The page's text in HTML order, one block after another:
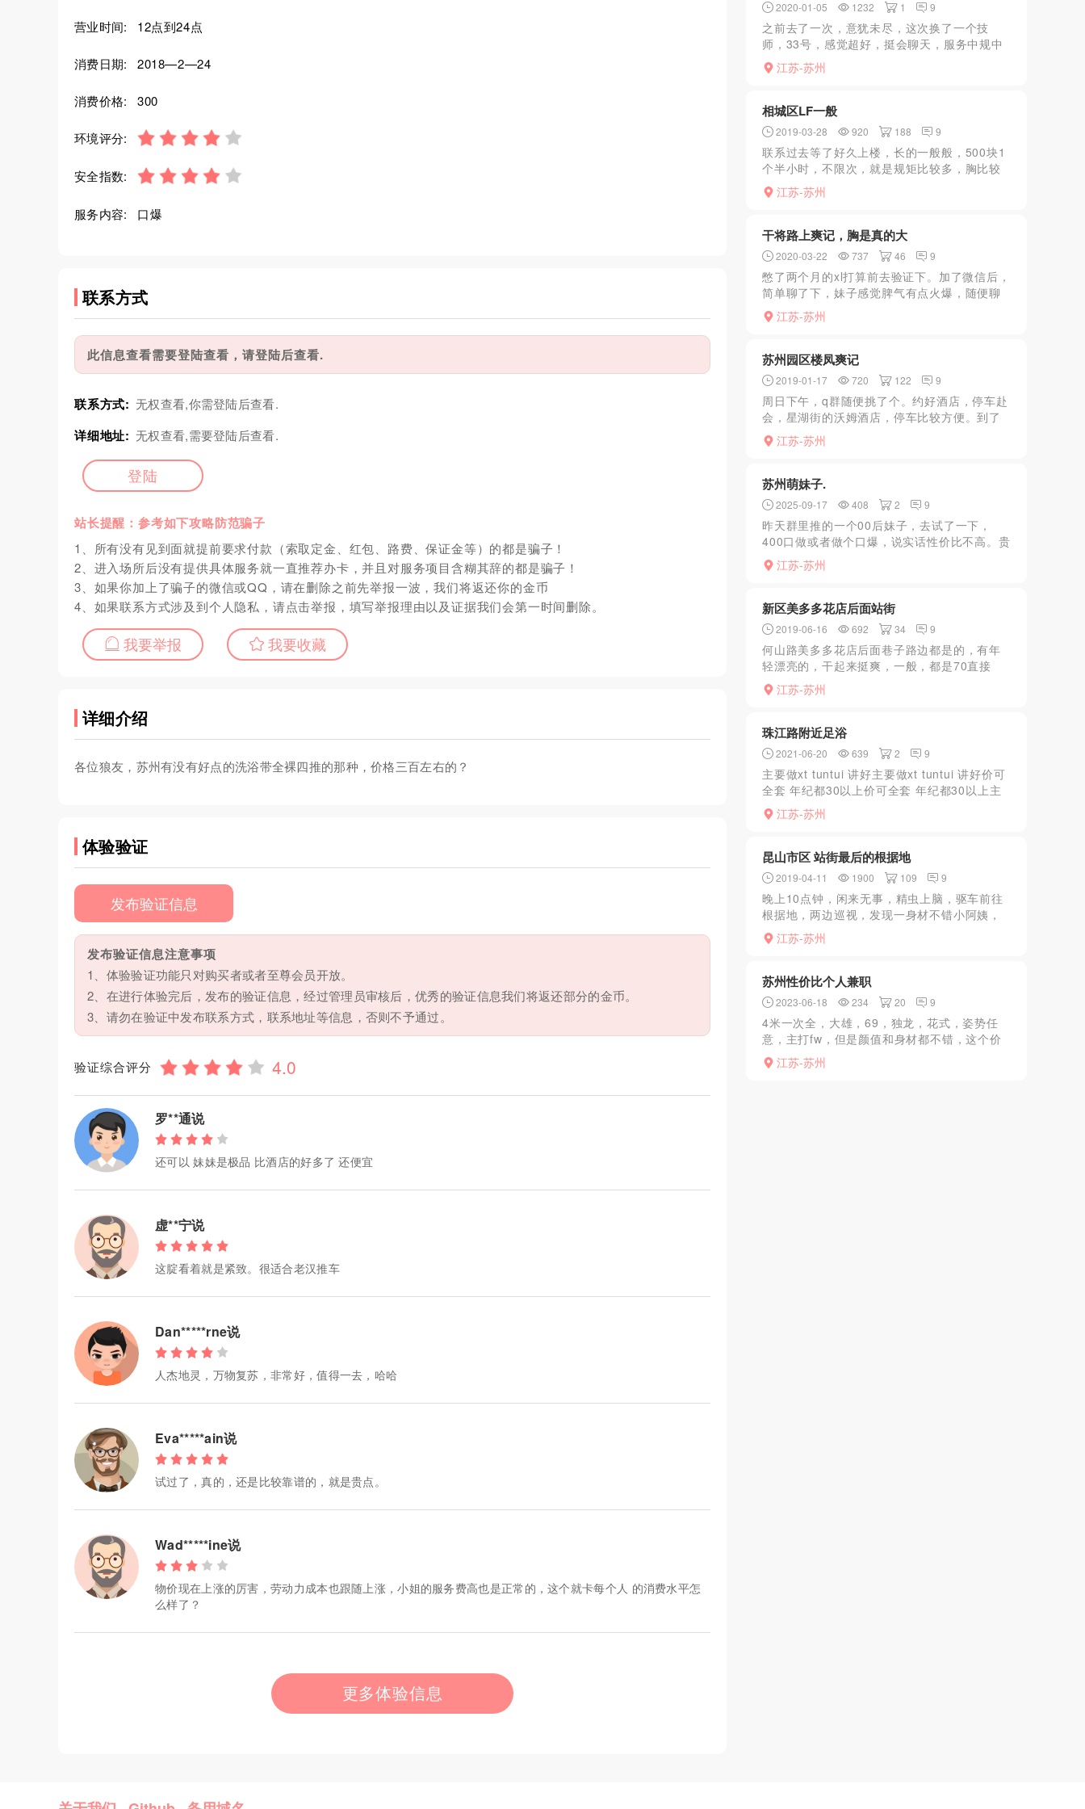
营业时间: 12点到24点
消费日期: 2018—2—24
消费价格: 300
环境评分:
安全指数:
服务内容: 口爆
联系方式
此信息查看需要登陆查看，请登陆后查看.
联系方式: 无权查看,你需登陆后查看.
详细地址: 无权查看,需要登陆后查看.
登陆
站长提醒：参考如下攻略防范骗子
1、所有没有见到面就提前要求付款（索取定金、红包、路费、保证金等）的都是骗子！
2、进入场所后没有提供具体服务就一直推荐办卡，并且对服务项目含糊其辞的都是骗子！
3、如果你加上了骗子的微信或QQ，请在删除之前先举报一波，我们将返还你的金币
4、如果联系方式涉及到个人隐私，请点击举报，填写举报理由以及证据我们会第一时间删除。
我要举报 我要收藏
详细介绍
各位狼友，苏州有没有好点的洗浴带全裸四推的那种，价格三百左右的？
体验验证
发布验证信息
发布验证信息注意事项
1、体验验证功能只对购买者或者至尊会员开放。
2、在进行体验完后，发布的验证信息，经过管理员审核后，优秀的验证信息我们将返还部分的金币。
3、请勿在验证中发布联系方式，联系地址等信息，否则不予通过。
验证综合评分
罗**通说
还可以 妹妹是极品 比酒店的好多了 还便宜
虚**宁说
这腚看着就是紧致。很适合老汉推车
Dan*****rne说
人杰地灵，万物复苏，非常好，值得一去，哈哈
Eva*****ain说
试过了，真的，还是比较靠谱的，就是贵点。
Wad*****ine说
物价现在上涨的厉害，劳动力成本也跟随上涨，小姐的服务费高也是正常的，这个就卡每个人 的消费水平怎
么样了？
更多体验信息
2020-01-05 1232 1 9
之前去了一次，意犹未尽，这次换了一个技
师，33号，感觉超好，挺会聊天，服务中规中
举，整体不错，直接加了老板微信，下次直接
归来约就可以。
江苏-苏州
相城区LF一般
2019-03-28 920 188 9
联系过去等了好久上楼，长的一般般，500块1
个半小时，不限次，就是规矩比较多，胸比较
小，自己租的公寓，比较喜欢嫩的可以去试
试，追求颜值的就算了，价格还是比较公道
江苏-苏州
干将路上爽记，胸是真的大
2020-03-22 737 46 9
憋了两个月的xl打算前去验证下。加了微信后，
简单聊了下，妹子感觉脾气有点火爆，随便聊
两句就感觉不爱搭理人的样子。但是照片看起
来很甜，又说有丝袜跟制服，xl最喜欢这两样
江苏-苏州
苏州园区楼凤爽记
2019-01-17 720 122 9
周日下午，q群随便挑了个。约好酒店，停车赴
会，星湖街的沃姆酒店，停车比较方便。到了
电话，直接上楼进房间。妹子很年轻，湖南张
家界人。长得不错，身高160左右。很嫩很嫩。
江苏-苏州
苏州萌妹子.
2025-09-17 408 2 9
昨天群里推的一个00后妹子，去试了一下，
400口做或者做个口爆，说实话性价比不高。贵
了点，但是耐不住年轻啊，24岁，真特么嫩。
个子小小的，不到一米六吧，自己租的小区，
江苏-苏州
新区美多多花店后面站街
2019-06-16 692 34 9
何山路美多多花店后面巷子路边都是的，有年
轻漂亮的，干起来挺爽，一般，都是70直接
做，有的颜值挺不错，不过只是适合泄火，想
要服务的就别去了何山路美多多花店后面巷子
江苏-苏州
珠江路附近足浴
2021-06-20 639 2 9
主要做xt tuntui 讲好主要做xt tuntui 讲好价可
全套 年纪都30以上价可全套 年纪都30以上主
要做xt tuntui 讲好价可全套...
江苏-苏州
昆山市区 站街最后的根据地
2019-04-11 1900 109 9
晚上10点钟，闲来无事，精虫上脑，驱车前往
根据地，两边巡视，发现一身材不错小阿姨，
泻火可以，没有服务，10分钟付款走人。
江苏-苏州
苏州性价比个人兼职
2023-06-18 234 20 9
4米一次全，大雄，69，独龙，花式，姿势任
意，主打fw，但是颜值和身材都不错，这个价
格在苏州已经是很高的性价比了，且行且珍
惜。
江苏-苏州